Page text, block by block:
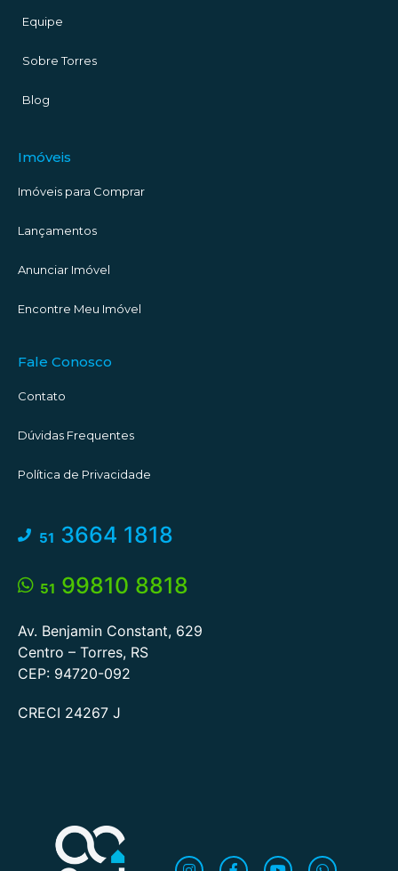
Equipe
Sobre Torres
Blog
Imóveis
Imóveis para Comprar
Lançamentos
Anunciar Imóvel
Encontre Meu Imóvel
Fale Conosco
Contato
Dúvidas Frequentes
Política de Privacidade
51 3664 1818
51 99810 8818
Av. Benjamin Constant, 629
Centro – Torres, RS
CEP: 94720-092
CRECI 24267 J